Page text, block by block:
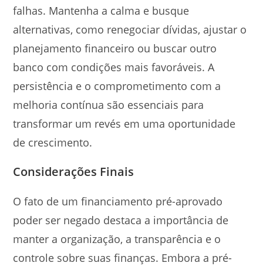
falhas. Mantenha a calma e busque
alternativas, como renegociar dívidas, ajustar o
planejamento financeiro ou buscar outro
banco com condições mais favoráveis. A
persistência e o comprometimento com a
melhoria contínua são essenciais para
transformar um revés em uma oportunidade
de crescimento.
Considerações Finais
O fato de um financiamento pré-aprovado
poder ser negado destaca a importância de
manter a organização, a transparência e o
controle sobre suas finanças. Embora a pré-